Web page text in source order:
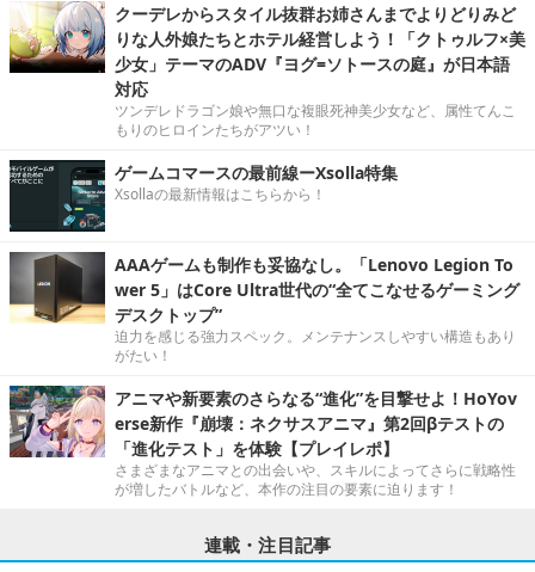
クーデレからスタイル抜群お姉さんまでよりどりみど
りな人外娘たちとホテル経営しよう！「クトゥルフ×美
少女」テーマのADV『ヨグ=ソトースの庭』が日本語
対応
ツンデレドラゴン娘や無口な複眼死神美少女など、属性てんこ
もりのヒロインたちがアツい！
ゲームコマースの最前線ーXsolla特集
Xsollaの最新情報はこちらから！
AAAゲームも制作も妥協なし。「Lenovo Legion To
wer 5」はCore Ultra世代の“全てこなせるゲーミング
デスクトップ”
迫力を感じる強力スペック。メンテナンスしやすい構造もあり
がたい！
アニマや新要素のさらなる“進化”を目撃せよ！HoYov
erse新作『崩壊：ネクサスアニマ』第2回βテストの
「進化テスト」を体験【プレイレポ】
さまざまなアニマとの出会いや、スキルによってさらに戦略性
が増したバトルなど、本作の注目の要素に迫ります！
連載・注目記事